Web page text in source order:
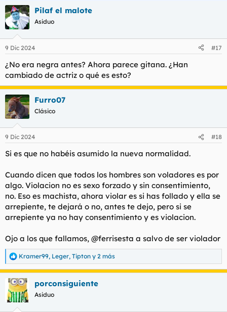
Pilaf el malote
Asiduo
9 Dic 2024 #17
¿No era negra antes? Ahora parece gitana. ¿Han
cambiado de actriz o qué es esto?
Furro07
Clásico
9 Dic 2024 #18
Si es que no habéis asumido la nueva normalidad.
Cuando dicen que todos los hombres son voladores es por
algo. Violacion no es sexo forzado y sin consentimiento,
no. Eso es machista, ahora violar es si has follado y ella se
arrepiente, te dejará o no, antes te dejo, pero si se
arrepiente ya no hay consentimiento y es violacion.
Ojo a los que fallamos, @ferrisesta a salvo de ser violador
R
e
c
c
i
Kramer99, Leger, Tipton y 2 más
porconsiguiente
Asiduo